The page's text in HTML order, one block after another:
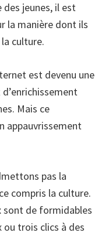
jeunes, il est
la manière dont ils
culture.
est devenu une
Mais ce
appauvrissement
pas la
compris la culture.
sont de formidables
ou trois clics à des